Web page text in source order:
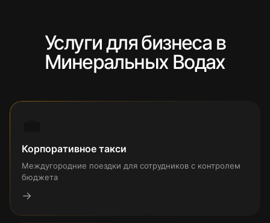
Услуги для бизнеса в
Минеральных Водах
Корпоративное такси
Междугородние поездки для сотрудников с контролем
бюджета
→